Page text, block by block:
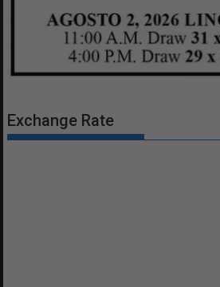
Exchange Rate